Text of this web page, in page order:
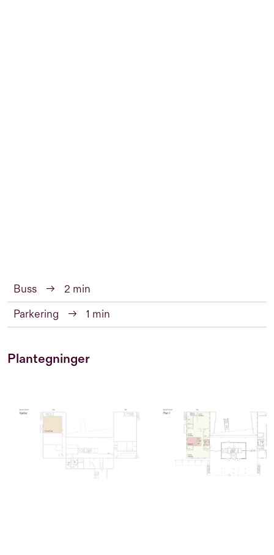
Buss →
2 min
Parkering
→ 1 min
Plantegninger